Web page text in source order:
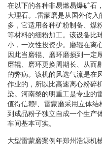
在以下的各种非易燃易爆矿石
大理石。.雷蒙磨是从国外传
多，它适用各种矿粉制备、煤
等材料的细粉加工。该设备比
小，一次性投资少。磨辊在离
因此当磨辊、磨环磨损到一定
磨辊、磨环更换周期长、从而
的弊病。该机的风选气流是在
作业的，所以比高速离心粉碎
染。河南黎的明重工是专业的
值得信赖!、雷蒙磨采用立体
到成品粉子独立自成一个生产
车间基本可实。
大型雷蒙磨案例年郑州浩源机